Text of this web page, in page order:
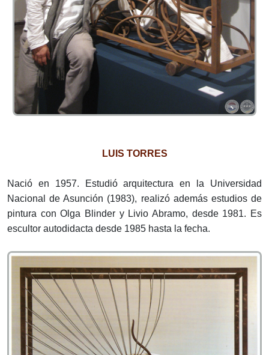
LUIS TORRES
Nació en 1957. Estudió arquitectura en la Universidad
Nacional de Asunción (1983), realizó además estudios de
pintura con Olga Blinder y Livio Abramo, desde 1981. Es
escultor autodidacta desde 1985 hasta la fecha.